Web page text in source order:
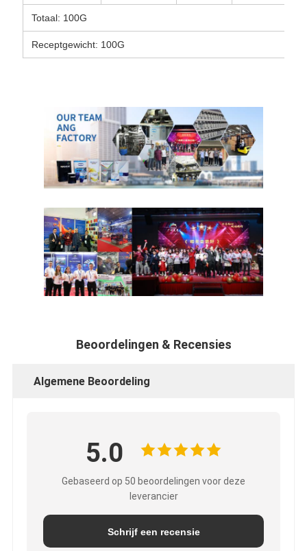
Totaal: 100G
Receptgewicht: 100G
Beoordelingen & Recensies
Algemene Beoordeling
5.0
Gebaseerd op 50 beoordelingen voor deze
leverancier
Schrijf een recensie